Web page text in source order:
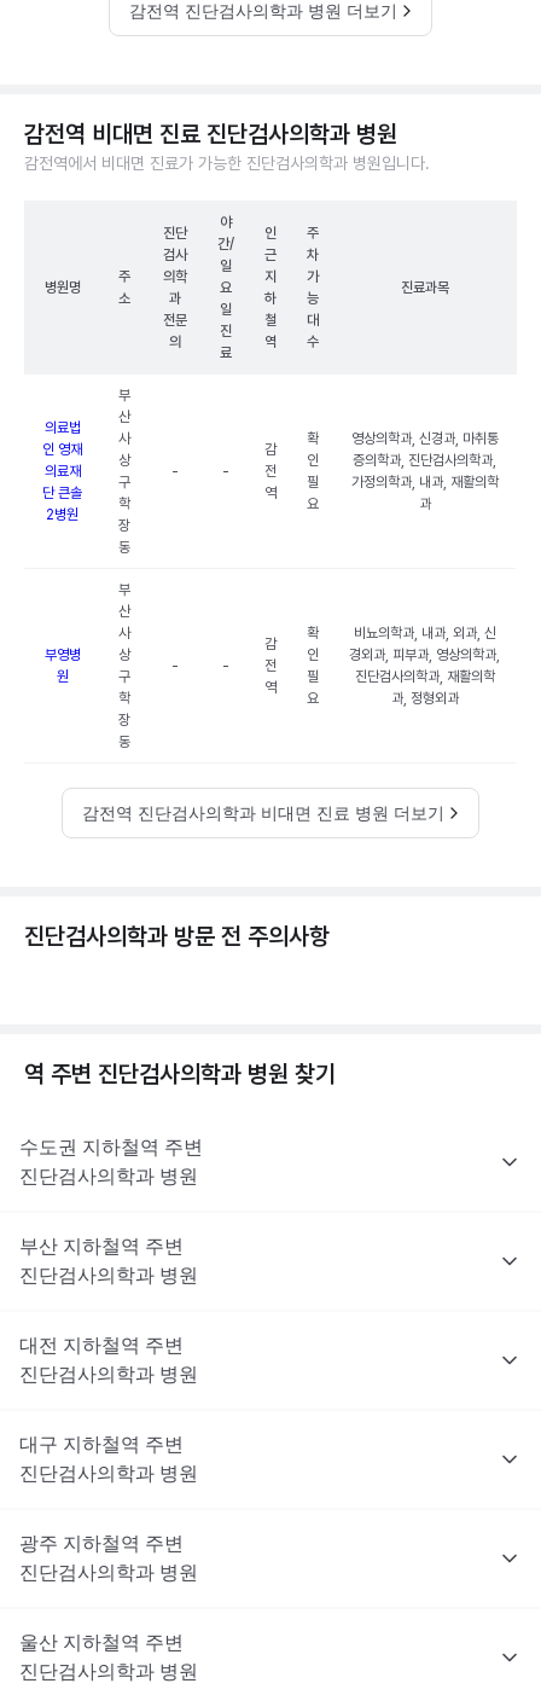
감전역 진단검사의학과 병원 더보기
감전역 비대면 진료 진단검사의학과 병원
감전역에서 비대면 진료가 가능한 진단검사의학과 병원입니다.
병원명
주
소
진단
검사
의학
과
전문
의
야
간/
일
요
일
진
료
인
근
지
하
철
역
주
차
가
능
대
수
진료과목
의료법
인 영재
의료재
단 큰솔
2병원
부
산
사
상
구
학
장
동
- -
감
전
역
확
인
필
요
영상의학과, 신경과, 마취통
증의학과, 진단검사의학과,
가정의학과, 내과, 재활의학
과
부영병
원
부
산
사
상
구
학
장
동
- -
감
전
역
확
인
필
요
비뇨의학과, 내과, 외과, 신
경외과, 피부과, 영상의학과,
진단검사의학과, 재활의학
과, 정형외과
감전역 진단검사의학과 비대면 진료 병원 더보기
진단검사의학과 방문 전 주의사항
역 주변 진단검사의학과 병원 찾기
수도권 지하철역 주변
진단검사의학과 병원
부산 지하철역 주변
진단검사의학과 병원
대전 지하철역 주변
진단검사의학과 병원
대구 지하철역 주변
진단검사의학과 병원
광주 지하철역 주변
진단검사의학과 병원
울산 지하철역 주변
진단검사의학과 병원